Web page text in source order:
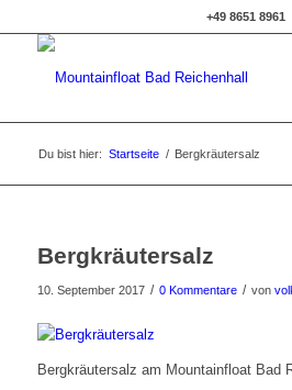
+49 8651 8961
Du bist hier: Startseite / Bergkräutersalz
Bergkräutersalz
10. September 2017 / 0 Kommentare / von
Bergkräutersalz am Mountainfloat Bad